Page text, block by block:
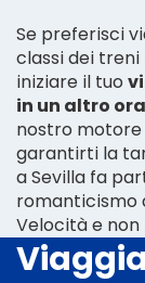
Se preferisci
classi dei treni
iniziare il tuo
in un altro
nostro
garantirti la
a Sevilla fa
romanticismo
Velocità e